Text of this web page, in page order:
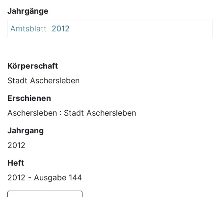
Jahrgänge
Amtsblatt 2012
Körperschaft
Stadt Aschersleben
Erschienen
Aschersleben : Stadt Aschersleben
Jahrgang
2012
Heft
2012 - Ausgabe 144